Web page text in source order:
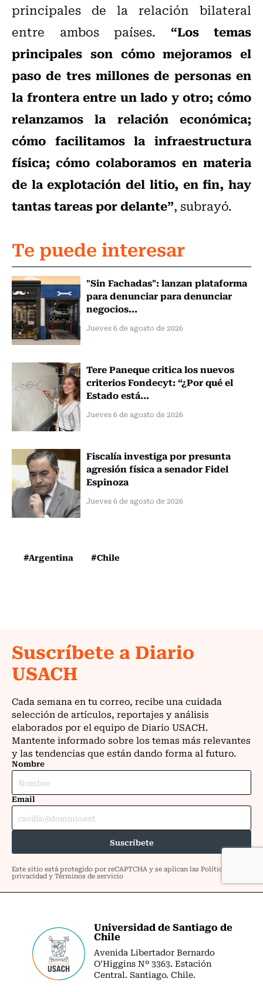
principales de la relación bilateral
entre ambos países. “Los temas
principales son cómo mejoramos el
paso de tres millones de personas en
la frontera entre un lado y otro; cómo
relanzamos la relación económica;
cómo facilitamos la infraestructura
física; cómo colaboramos en materia
de la explotación del litio, en fin, hay
tantas tareas por delante”, subrayó.
Te puede interesar
"Sin Fachadas": lanzan plataforma
para denunciar para denunciar
negocios...
Jueves 6 de agosto de 2026
Tere Paneque critica los nuevos
criterios Fondecyt: “¿Por qué el
Estado está...
Jueves 6 de agosto de 2026
Fiscalía investiga por presunta
agresión física a senador Fidel
Espinoza
Jueves 6 de agosto de 2026
#Argentina #Chile
Universidad de Santiago de
Chile
Avenida Libertador Bernardo
O’Higgins Nº 3363. Estación
Central. Santiago. Chile.